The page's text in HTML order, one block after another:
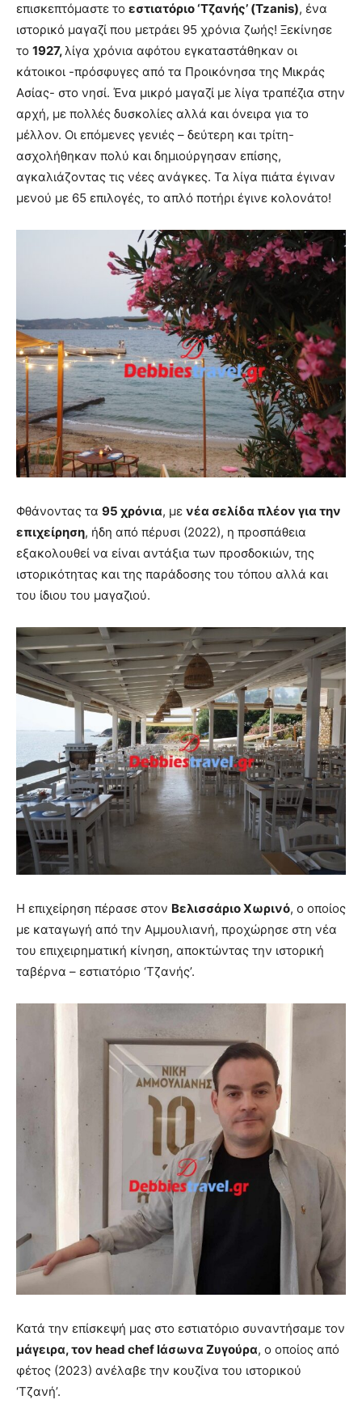
επισκεπτόμαστε το εστιατόριο ‘Τζανής’ (Tzanis), ένα
ιστορικό μαγαζί που μετράει 95 χρόνια ζωής! Ξεκίνησε
το 1927,λίγα χρόνια αφότου εγκαταστάθηκαν οι
κάτοικοι -πρόσφυγες από τα Προικόνησα της Μικράς
Ασίας- στο νησί. Ένα μικρό μαγαζί με λίγα τραπέζια στην
αρχή, με πολλές δυσκολίες αλλά και όνειρα για το
μέλλον. Οι επόμενες γενιές – δεύτερη και τρίτη-
ασχολήθηκαν πολύ και δημιούργησαν επίσης,
αγκαλιάζοντας τις νέες ανάγκες. Τα λίγα πιάτα έγιναν
μενού με 65 επιλογές, το απλό ποτήρι έγινε κολονάτο!
Φθάνοντας τα 95 χρόνια, με νέα σελίδα πλέον για την
επιχείρηση, ήδη από πέρυσι (2022), η προσπάθεια
εξακολουθεί να είναι αντάξια των προσδοκιών, της
ιστορικότητας και της παράδοσης του τόπου αλλά και
του ίδιου του μαγαζιού.
Η επιχείρηση πέρασε στον Βελισσάριο Χωρινό, ο οποίος
με καταγωγή από την Αμμουλιανή, προχώρησε στη νέα
του επιχειρηματική κίνηση, αποκτώντας την ιστορική
ταβέρνα – εστιατόριο ‘Τζανής’.
Κατά την επίσκεψή μας στο εστιατόριο συναντήσαμε τον
μάγειρα, τον head chef Ιάσωνα Ζυγούρα, ο οποίος από
φέτος (2023) ανέλαβε την κουζίνα του ιστορικού
‘Τζανή’.